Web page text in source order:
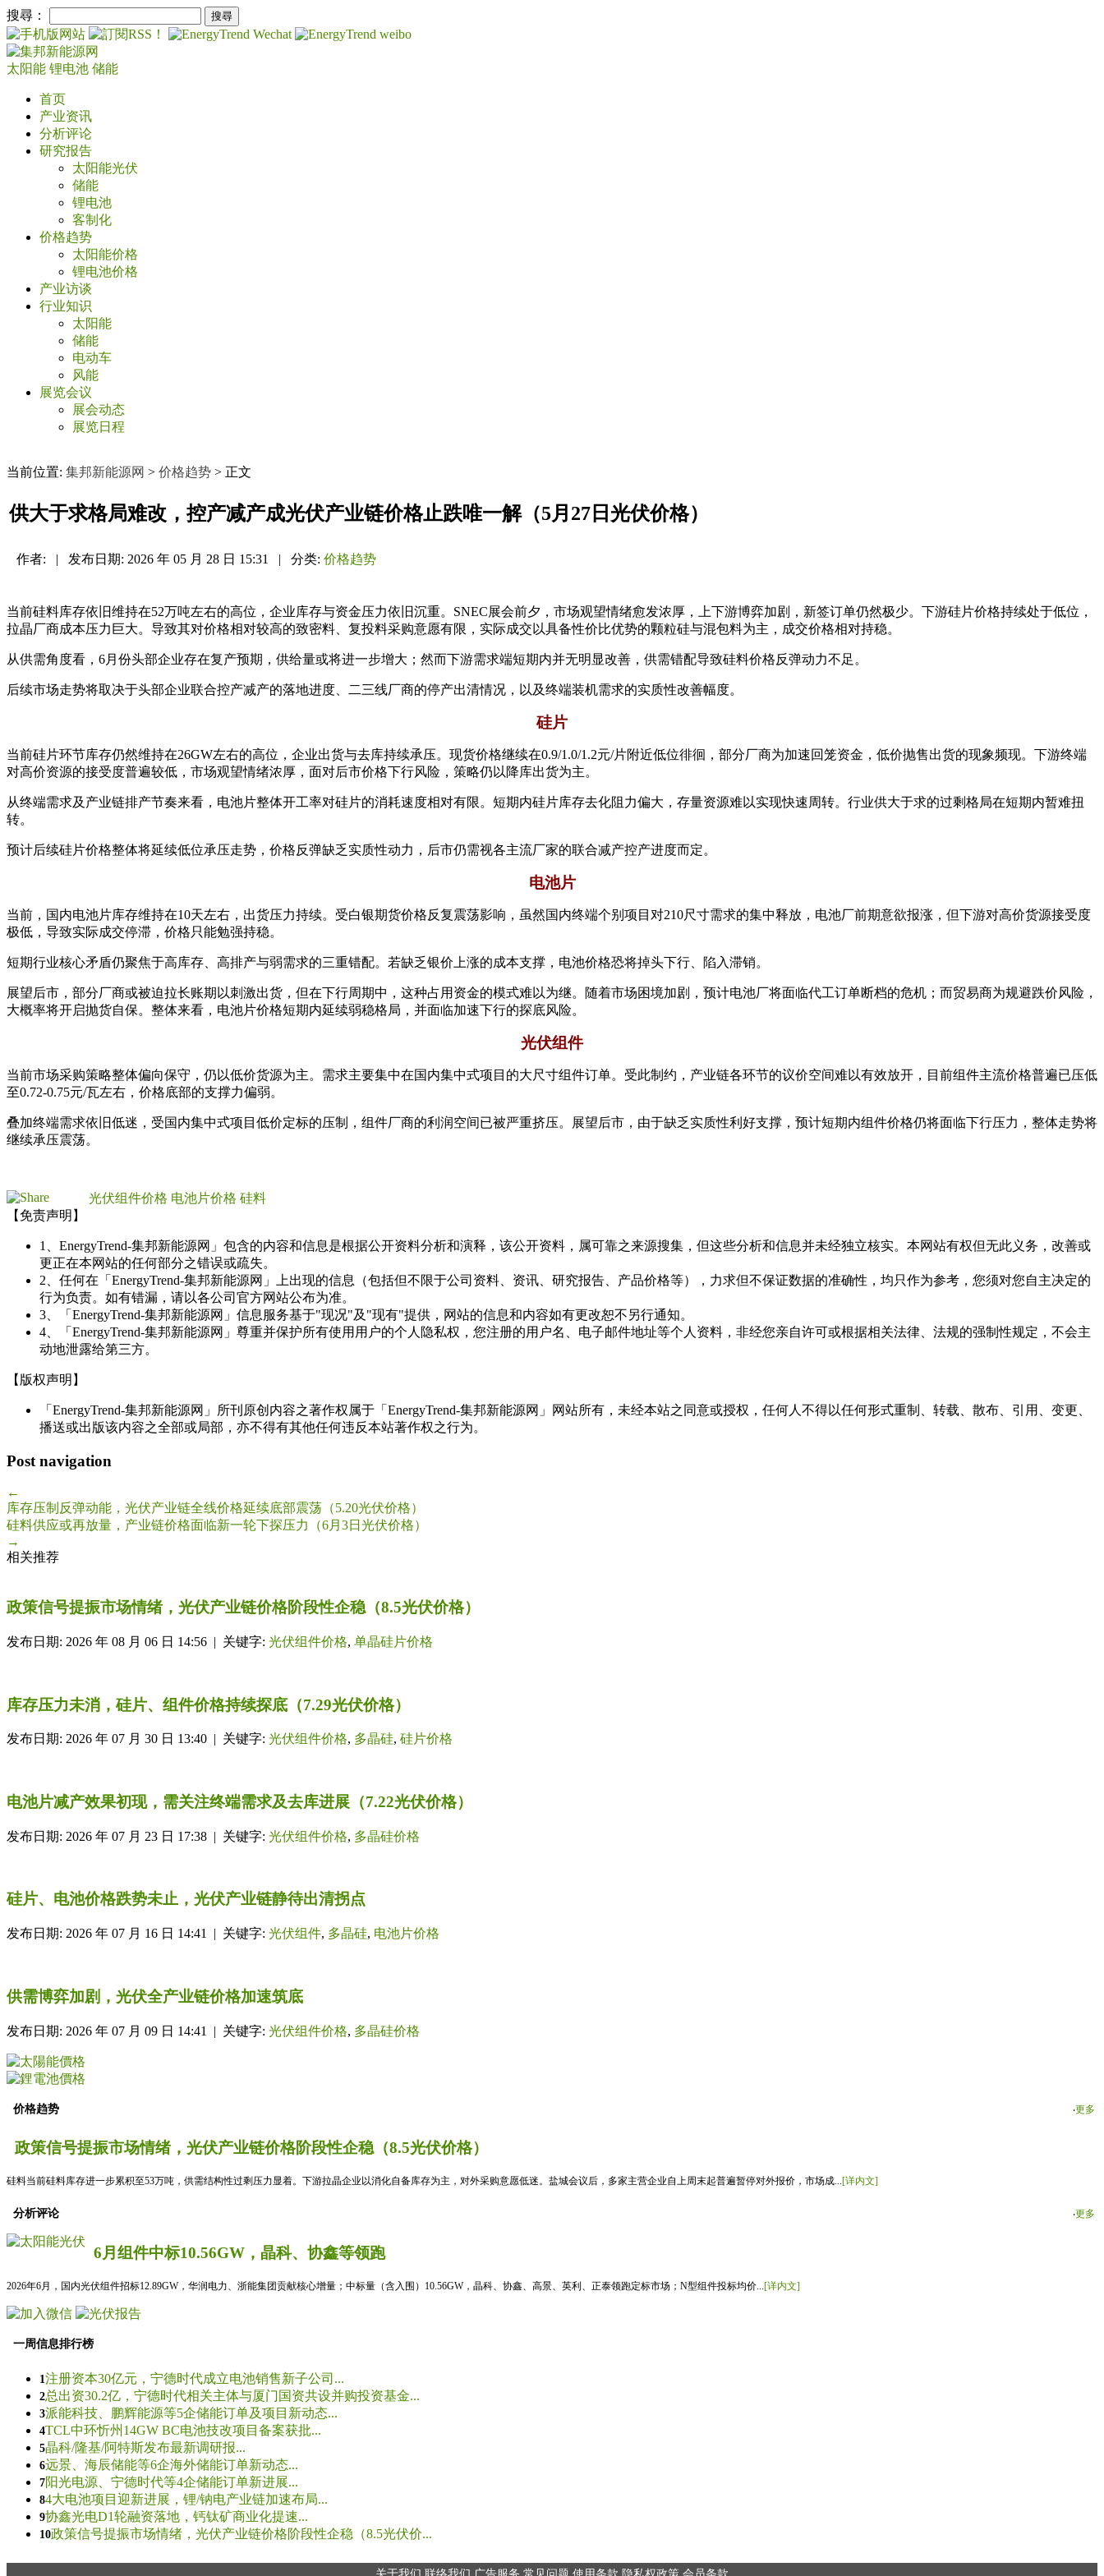
搜尋：
太阳能 锂电池 储能
首页
产业资讯
分析评论
研究报告
太阳能光伏
储能
锂电池
客制化
价格趋势
太阳能价格
锂电池价格
产业访谈
行业知识
太阳能
储能
电动车
风能
展览会议
展会动态
展览日程
当前位置: 集邦新能源网 > 价格趋势 > 正文
供大于求格局难改，控产减产成光伏产业链价格止跌唯一解（5月27日光伏价格）
作者: | 发布日期: 2026 年 05 月 28 日 15:31 | 分类: 价格趋势
当前硅料库存依旧维持在52万吨左右的高位，企业库存与资金压力依旧沉重。SNEC展会前夕，市场观望情绪愈发浓厚，上下游博弈加剧，新签订单仍然极少。下游硅片价格持续处于低位，
拉晶厂商成本压力巨大。导致其对价格相对较高的致密料、复投料采购意愿有限，实际成交以具备性价比优势的颗粒硅与混包料为主，成交价格相对持稳。
从供需角度看，6月份头部企业存在复产预期，供给量或将进一步增大；然而下游需求端短期内并无明显改善，供需错配导致硅料价格反弹动力不足。
后续市场走势将取决于头部企业联合控产减产的落地进度、二三线厂商的停产出清情况，以及终端装机需求的实质性改善幅度。
硅片
当前硅片环节库存仍然维持在26GW左右的高位，企业出货与去库持续承压。现货价格继续在0.9/1.0/1.2元/片附近低位徘徊，部分厂商为加速回笼资金，低价抛售出货的现象频现。下游终端
对高价资源的接受度普遍较低，市场观望情绪浓厚，面对后市价格下行风险，策略仍以降库出货为主。
从终端需求及产业链排产节奏来看，电池片整体开工率对硅片的消耗速度相对有限。短期内硅片库存去化阻力偏大，存量资源难以实现快速周转。行业供大于求的过剩格局在短期内暂难扭
转。
预计后续硅片价格整体将延续低位承压走势，价格反弹缺乏实质性动力，后市仍需视各主流厂家的联合减产控产进度而定。
电池片
当前，国内电池片库存维持在10天左右，出货压力持续。受白银期货价格反复震荡影响，虽然国内终端个别项目对210尺寸需求的集中释放，电池厂前期意欲报涨，但下游对高价货源接受度
极低，导致实际成交停滞，价格只能勉强持稳。
短期行业核心矛盾仍聚焦于高库存、高排产与弱需求的三重错配。若缺乏银价上涨的成本支撑，电池价格恐将掉头下行、陷入滞销。
展望后市，部分厂商或被迫拉长账期以刺激出货，但在下行周期中，这种占用资金的模式难以为继。随着市场困境加剧，预计电池厂将面临代工订单断档的危机；而贸易商为规避跌价风险，
大概率将开启抛货自保。整体来看，电池片价格短期内延续弱稳格局，并面临加速下行的探底风险。
光伏组件
当前市场采购策略整体偏向保守，仍以低价货源为主。需求主要集中在国内集中式项目的大尺寸组件订单。受此制约，产业链各环节的议价空间难以有效放开，目前组件主流价格普遍已压低
至0.72-0.75元/瓦左右，价格底部的支撑力偏弱。
叠加终端需求依旧低迷，受国内集中式项目低价定标的压制，组件厂商的利润空间已被严重挤压。展望后市，由于缺乏实质性利好支撑，预计短期内组件价格仍将面临下行压力，整体走势将
继续承压震荡。
光伏组件价格 电池片价格 硅料
【免责声明】
1、EnergyTrend-集邦新能源网」包含的内容和信息是根据公开资料分析和演释，该公开资料，属可靠之来源搜集，但这些分析和信息并未经独立核实。本网站有权但无此义务，改善或
更正在本网站的任何部分之错误或疏失。
2、任何在「EnergyTrend-集邦新能源网」上出现的信息（包括但不限于公司资料、资讯、研究报告、产品价格等），力求但不保证数据的准确性，均只作为参考，您须对您自主决定的
行为负责。如有错漏，请以各公司官方网站公布为准。
3、「EnergyTrend-集邦新能源网」信息服务基于"现况"及"现有"提供，网站的信息和内容如有更改恕不另行通知。
4、「EnergyTrend-集邦新能源网」尊重并保护所有使用用户的个人隐私权，您注册的用户名、电子邮件地址等个人资料，非经您亲自许可或根据相关法律、法规的强制性规定，不会主
动地泄露给第三方。
【版权声明】
「EnergyTrend-集邦新能源网」所刊原创内容之著作权属于「EnergyTrend-集邦新能源网」网站所有，未经本站之同意或授权，任何人不得以任何形式重制、转载、散布、引用、变更、
播送或出版该内容之全部或局部，亦不得有其他任何违反本站著作权之行为。
Post navigation
←
库存压制反弹动能，光伏产业链全线价格延续底部震荡（5.20光伏价格）
硅料供应或再放量，产业链价格面临新一轮下探压力（6月3日光伏价格）
→
相关推荐
政策信号提振市场情绪，光伏产业链价格阶段性企稳（8.5光伏价格）
发布日期: 2026 年 08 月 06 日 14:56 | 关键字: 光伏组件价格, 单晶硅片价格
库存压力未消，硅片、组件价格持续探底（7.29光伏价格）
发布日期: 2026 年 07 月 30 日 13:40 | 关键字: 光伏组件价格, 多晶硅, 硅片价格
电池片减产效果初现，需关注终端需求及去库进展（7.22光伏价格）
发布日期: 2026 年 07 月 23 日 17:38 | 关键字: 光伏组件价格, 多晶硅价格
硅片、电池价格跌势未止，光伏产业链静待出清拐点
发布日期: 2026 年 07 月 16 日 14:41 | 关键字: 光伏组件, 多晶硅, 电池片价格
供需博弈加剧，光伏全产业链价格加速筑底
发布日期: 2026 年 07 月 09 日 14:41 | 关键字: 光伏组件价格, 多晶硅价格
价格趋势 ‧更多
政策信号提振市场情绪，光伏产业链价格阶段性企稳（8.5光伏价格）
硅料当前硅料库存进一步累积至53万吨，供需结构性过剩压力显着。下游拉晶企业以消化自备库存为主，对外采购意愿低迷。盐城会议后，多家主营企业自上周末起普遍暂停对外报价，市场成...[详内文]
分析评论 ‧更多
6月组件中标10.56GW，晶科、协鑫等领跑
2026年6月，国内光伏组件招标12.89GW，华润电力、浙能集团贡献核心增量；中标量（含入围）10.56GW，晶科、协鑫、高景、英利、正泰领跑定标市场；N型组件投标均价... [详内文]
一周信息排行榜
1注册资本30亿元，宁德时代成立电池销售新子公司...
2总出资30.2亿，宁德时代相关主体与厦门国资共设并购投资基金...
3派能科技、鹏辉能源等5企储能订单及项目新动态...
4TCL中环忻州14GW BC电池技改项目备案获批...
5晶科/隆基/阿特斯发布最新调研报...
6远景、海辰储能等6企海外储能订单新动态...
7阳光电源、宁德时代等4企储能订单新进展...
84大电池项目迎新进展，锂/钠电产业链加速布局...
9协鑫光电D1轮融资落地，钙钛矿商业化提速...
10政策信号提振市场情绪，光伏产业链价格阶段性企稳（8.5光伏价...
关于我们 联络我们 广告服务 常见问题 使用条款 隐私权政策 会员条款